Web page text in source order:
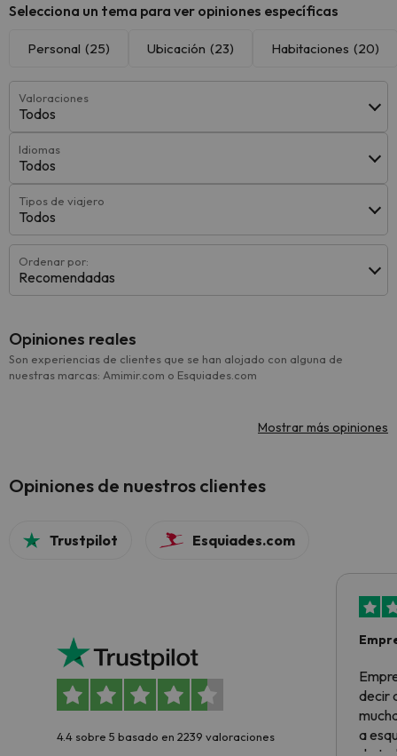
Selecciona un tema para ver opiniones específicas
Personal (25) Ubicación (23) Habitaciones (20)
Valoraciones
Todos
Idiomas
Todos
Tipos de viajero
Todos
Ordenar por:
Recomendadas
Opiniones reales
Son experiencias de clientes que se han alojado con alguna de
nuestras marcas: Amimir.com o Esquiades.com
Mostrar más opiniones
Opiniones de nuestros clientes
Trustpilot Esquiades.com
4.4 sobre 5 basado en 2239 valoraciones
decir
a